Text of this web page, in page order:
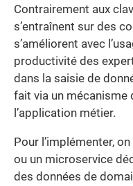
Contrairement aux
s’entraînent sur des
s’améliorent avec
productivité des
dans la saisie de
fait via un mécanisme
l’application métier.
Pour l’implémenter,
ou un microservice
des données de